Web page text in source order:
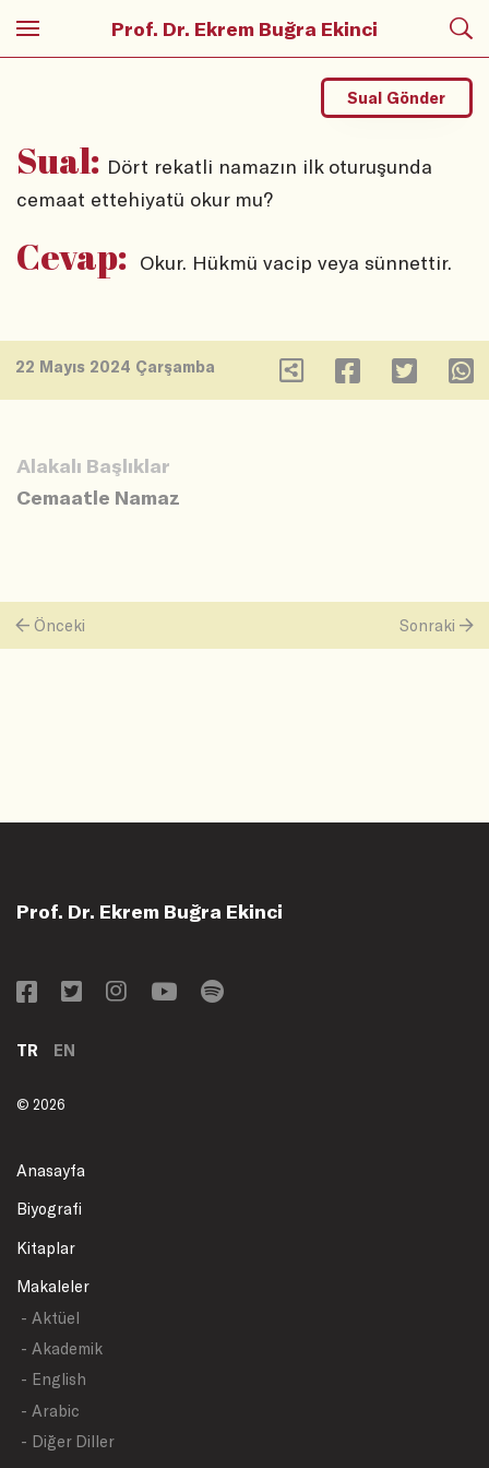
Prof. Dr. Ekrem Buğra Ekinci
Sual: Dört rekatli namazın ilk oturuşunda
cemaat ettehiyatü okur mu?
Sual Gönder
Cevap: Okur. Hükmü vacip veya sünnettir.
22 Mayıs 2024 Çarşamba
Alakalı Başlıklar
Cemaatle Namaz
Önceki Sonraki
Prof. Dr. Ekrem Buğra Ekinci
TR EN
© 2026
Anasayfa
Biyografi
Kitaplar
Makaleler
- Aktüel
- Akademik
- English
- Arabic
- Diğer Diller